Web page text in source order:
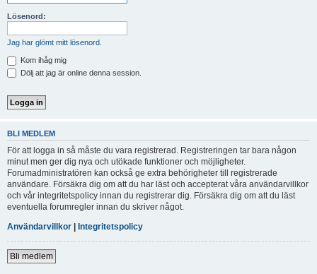
Lösenord:
Jag har glömt mitt lösenord.
Kom ihåg mig
Dölj att jag är online denna session.
BLI MEDLEM
För att logga in så måste du vara registrerad. Registreringen tar bara någon
minut men ger dig nya och utökade funktioner och möjligheter.
Forumadministratören kan också ge extra behörigheter till registrerade
användare. Försäkra dig om att du har läst och accepterat våra användarvillkor
och vår integritetspolicy innan du registrerar dig. Försäkra dig om att du läst
eventuella forumregler innan du skriver något.
Användarvillkor | Integritetspolicy
Bli medlem